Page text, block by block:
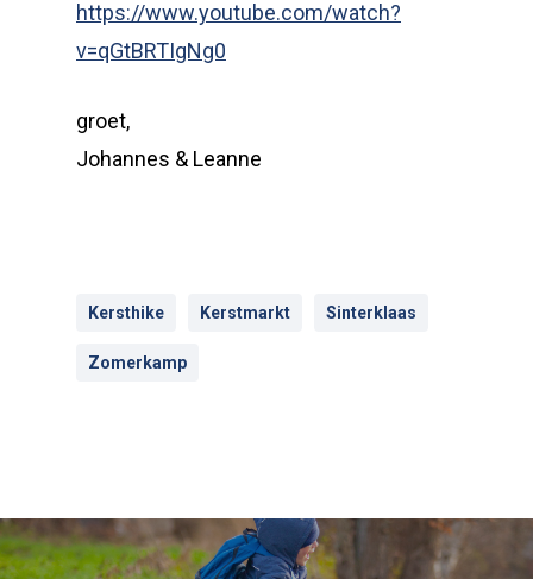
https://www.youtube.com/watch?
v=qGtBRTIgNg0
groet,
Johannes & Leanne
Kersthike Kerstmarkt Sinterklaas
Zomerkamp